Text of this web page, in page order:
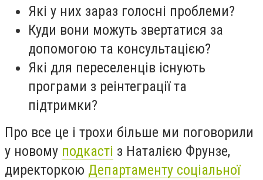
Які у них зараз голосні проблеми?
Куди вони можуть звертатися за
допомогою та консультацією?
Які для переселенців існують
програми з реінтеграції та
підтримки?
Про все це і трохи більше ми поговорили
у новому подкасті з Наталією Фрунзе,
директоркою Департаменту соціальної